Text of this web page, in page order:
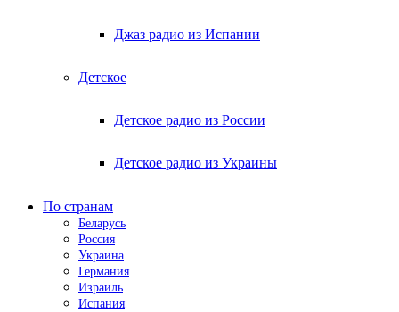
Джаз радио из Испании
Детское
Детское радио из России
Детское радио из Украины
По странам
Беларусь
Россия
Украина
Германия
Израиль
Испания